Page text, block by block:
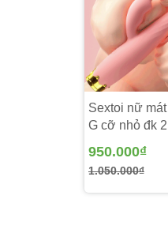
trong môi
Sextoi nữ
G cỡ nhỏ đk
950.000₫
1.050.000₫